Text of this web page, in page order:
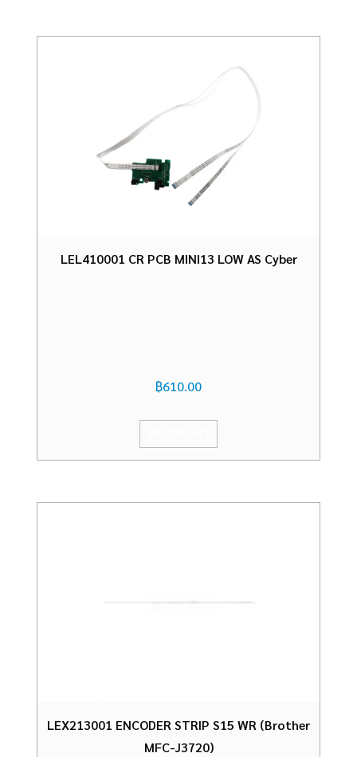
LEL410001 CR PCB MINI13 LOW AS Cyber
฿610.00
LEX213001 ENCODER STRIP S15 WR (Brother
MFC-J3720)